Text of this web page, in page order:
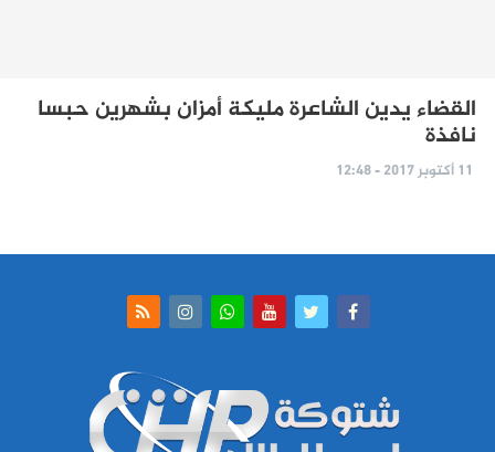
القضاء يدين الشاعرة مليكة أمزان بشهرين حبسا
نافذة
11 أكتوبر 2017 - 12:48